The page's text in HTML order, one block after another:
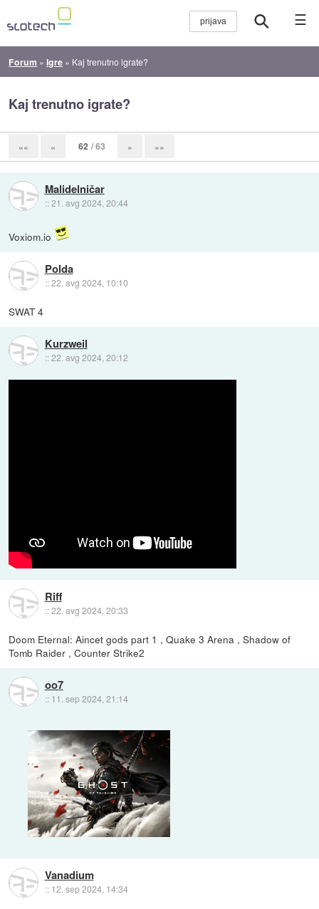
☰
Forum »Igre » Kaj trenutno igrate?
Kaj trenutno igrate?
«« « 62 / 63 » »»
Malidelničar
::21. avg 2024, 20:44
Voxiom.io
Polda
::22. avg 2024, 10:10
SWAT 4
Kurzweil
::22. avg 2024, 20:12
Riff
::22. avg 2024, 20:33
Doom Eternal: Aincet gods part 1 , Quake 3 Arena , Shadow of
Tomb Raider , Counter Strike2
oo7
:: 11. sep 2024, 21:14
Vanadium
:: 12. sep 2024, 14:34